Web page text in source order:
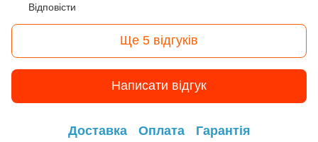
Відповісти
Ще 5 відгуків
Написати відгук
Доставка Оплата Гарантія